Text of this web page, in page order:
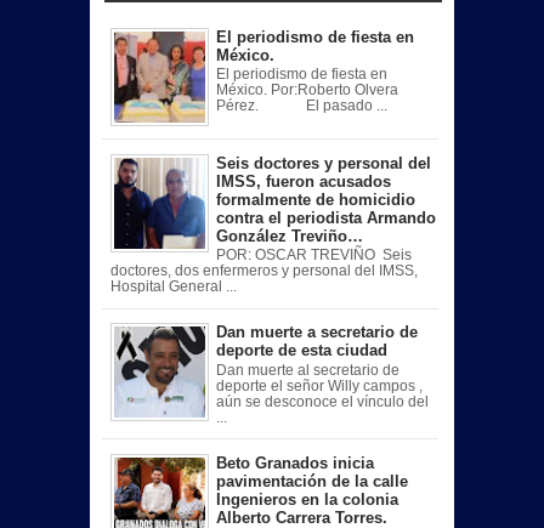
El periodismo de fiesta en
México.
El periodismo de fiesta en
México. Por:Roberto Olvera
Pérez. El pasado ...
Seis doctores y personal del
IMSS, fueron acusados
formalmente de homicidio
contra el periodista Armando
González Treviño…
POR: OSCAR TREVIÑO Seis
doctores, dos enfermeros y personal del IMSS,
Hospital General ...
Dan muerte a secretario de
deporte de esta ciudad
Dan muerte al secretario de
deporte el señor Willy campos ,
aún se desconoce el vínculo del
Beto Granados inicia
pavimentación de la calle
Ingenieros en la colonia
Alberto Carrera Torres.